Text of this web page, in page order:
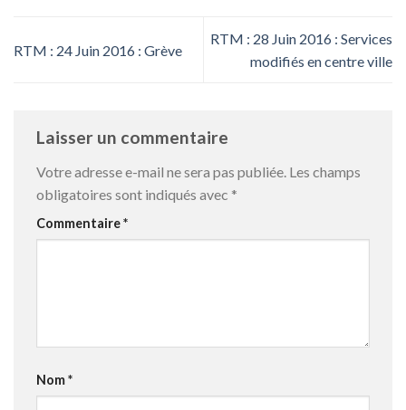
RTM : 24 Juin 2016 : Grève
RTM : 28 Juin 2016 : Services
modifiés en centre ville
Laisser un commentaire
Votre adresse e-mail ne sera pas publiée. Les champs
obligatoires sont indiqués avec *
Commentaire*
Nom*